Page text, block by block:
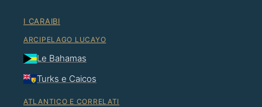
I CARAIBI
ARCIPELAGO LUCAYO
Le Bahamas
Turks e Caicos
ATLANTICO E CORRELATI